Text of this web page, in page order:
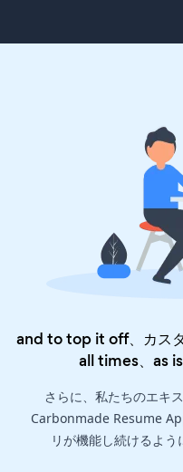
and to top it off、カス
all times、as
さらに、私たちのエキ
Carbonmade Resume
リが機能し続けるよう